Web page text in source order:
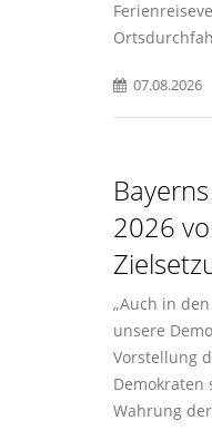
07.08.2026
2026
Auch in den
unsere
Vorstellung
Demokraten
Wahrung